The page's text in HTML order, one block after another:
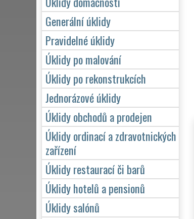
Generální úklidy
Pravidelné úklidy
Úklidy po malování
Úklidy po rekonstrukcích
Jednorázové úklidy
Úklidy obchodů a prodejen
Úklidy ordinací a zdravotnických
zařízení
Úklidy restaurací či barů
Úklidy hotelů a pensionů
Úklidy salónů